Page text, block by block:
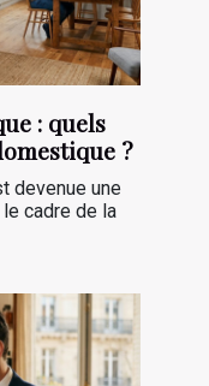
: quels
?
devenue une
cadre de la